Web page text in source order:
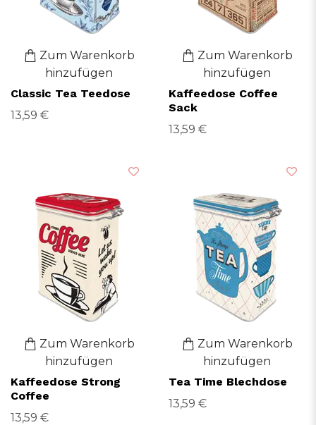
Zum Warenkorb
hinzufügen
Classic Tea Teedose
13,59 €
Zum Warenkorb
hinzufügen
Kaffeedose Coffee
Sack
13,59 €
Zum Warenkorb
hinzufügen
Kaffeedose Strong
Coffee
13,59 €
Zum Warenkorb
hinzufügen
Tea Time Blechdose
13,59 €